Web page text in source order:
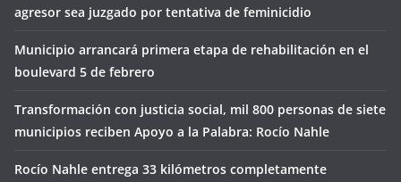
agresor sea juzgado por tentativa de feminicidio
Municipio arrancará primera etapa de rehabilitación en el
boulevard 5 de febrero
Transformación con justicia social, mil 800 personas de siete
municipios reciben Apoyo a la Palabra: Rocío Nahle
Rocío Nahle entrega 33 kilómetros completamente